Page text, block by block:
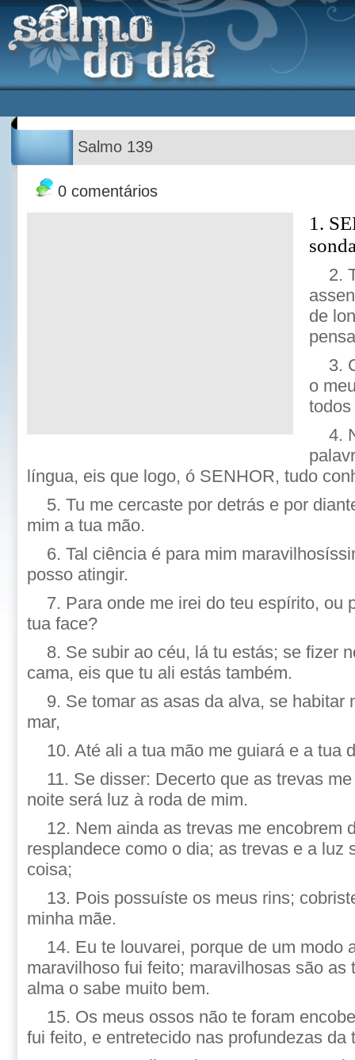
Salmo 139
0 comentários
1.
2.
de
3.
o
4.
língua, eis que logo, ó SENHOR, tudo
5. Tu me cercaste por detrás e por
mim a tua mão.
6. Tal ciência é para mim
posso atingir.
7. Para onde me irei do teu espírito, ou
tua face?
8. Se subir ao céu, lá tu estás; se fizer
cama, eis que tu ali estás também.
9. Se tomar as asas da alva, se habitar
mar,
10. Até ali a tua mão me guiará e a tua
11. Se disser: Decerto que as trevas
noite será luz à roda de mim.
12. Nem ainda as trevas me encobrem
resplandece como o dia; as trevas e a luz
coisa;
13. Pois possuíste os meus rins;
minha mãe.
14. Eu te louvarei, porque de um modo
maravilhoso fui feito; maravilhosas são as
alma o sabe muito bem.
15. Os meus ossos não te foram
fui feito, e entretecido nas profundezas da